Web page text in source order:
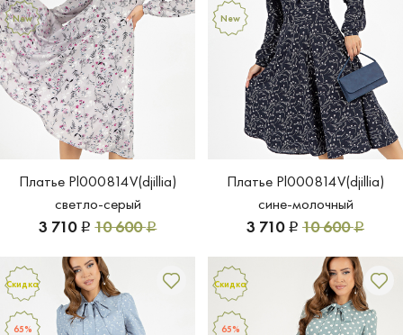
Платье Pl000814V(djillia)
светло-серый
3 710 Р 10 600Р
New
Платье Pl000814V(djillia)
сине-молочный
3 710 Р 10 600Р
New
Скидка
65%
Скидка
65%